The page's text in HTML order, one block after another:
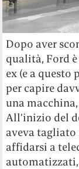
Dopo aver
qualità, Ford
ex (e a questo
per capire
una
All’inizio del
aveva
affidarsi a